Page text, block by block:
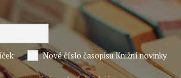
Nové číslo časopisu Knižní novinky